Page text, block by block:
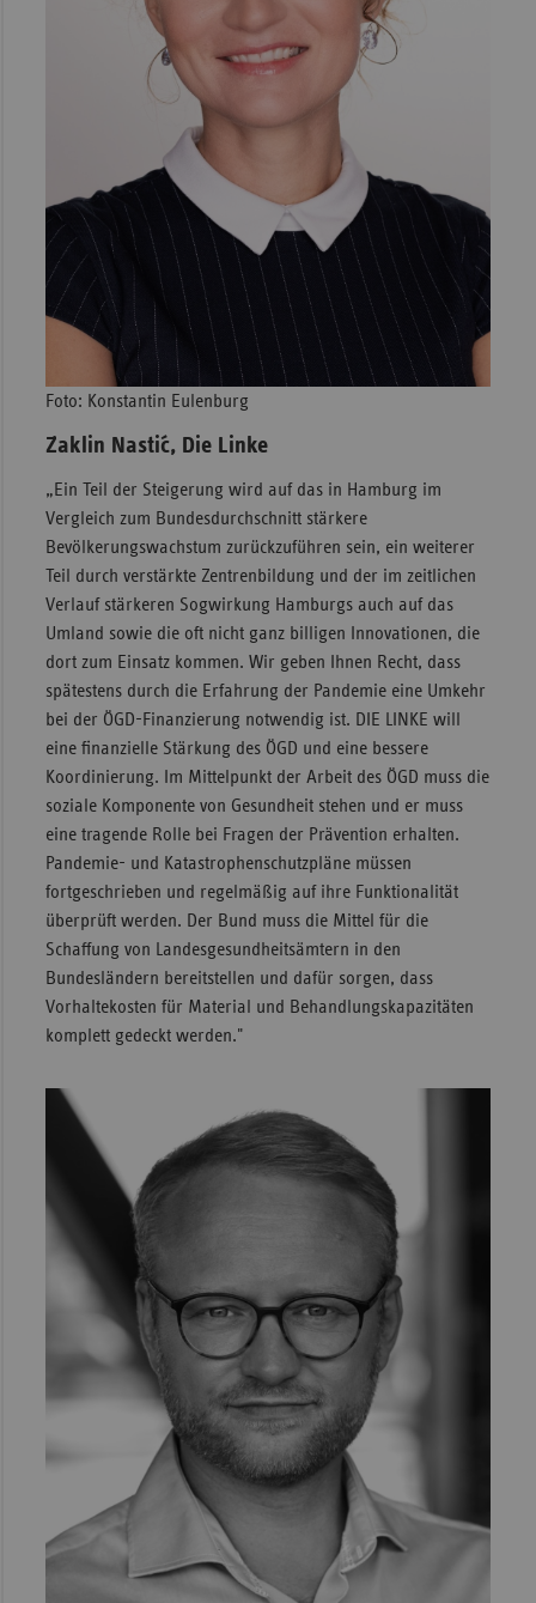
Foto: Konstantin Eulenburg
Żaklin Nastić, Die Linke
„Ein Teil der Steigerung wird auf das in Hamburg im
Vergleich zum Bundesdurchschnitt stärkere
Bevölkerungswachstum zurückzuführen sein, ein weiterer
Teil durch verstärkte Zentrenbildung und der im zeitlichen
Verlauf stärkeren Sogwirkung Hamburgs auch auf das
Umland sowie die oft nicht ganz billigen Innovationen, die
dort zum Einsatz kommen. Wir geben Ihnen Recht, dass
spätestens durch die Erfahrung der Pandemie eine Umkehr
bei der ÖGD-Finanzierung notwendig ist. DIE LINKE will
eine finanzielle Stärkung des ÖGD und eine bessere
Koordinierung. Im Mittelpunkt der Arbeit des ÖGD muss die
soziale Komponente von Gesundheit stehen und er muss
eine tragende Rolle bei Fragen der Prävention erhalten.
Pandemie- und Katastrophenschutzpläne müssen
fortgeschrieben und regelmäßig auf ihre Funktionalität
überprüft werden. Der Bund muss die Mittel für die
Schaffung von Landesgesundheitsämtern in den
Bundesländern bereitstellen und dafür sorgen, dass
Vorhaltekosten für Material und Behandlungskapazitäten
komplett gedeckt werden."